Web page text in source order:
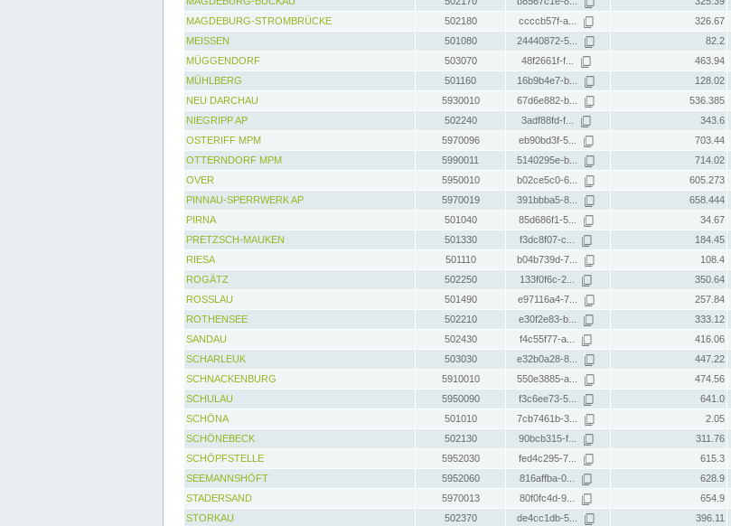
MAGDEBURG-STROMBRÜCKE
502180 ccccb57f-a... 326.67
MEISSEN
501080 24440872-5... 82.2
MÜGGENDORF
503070 48f2661f-f... 463.94
MÜHLBERG
501160 16b9b4e7-b... 128.02
NEU DARCHAU
5930010 67d6e882-b... 536.385
NIEGRIPP AP
502240 3adf88fd-f... 343.6
OSTERIFF MPM
5970096 eb90bd3f-5... 703.44
OTTERNDORF MPM
5990011 5140295e-b... 714.02
OVER
5950010 b02ce5c0-6... 605.273
PINNAU-SPERRWERK AP
5970019 391bbba5-8... 658.444
PIRNA
501040 85d686f1-5... 34.67
PRETZSCH-MAUKEN
501330 f3dc8f07-c... 184.45
RIESA
501110 b04b739d-7... 108.4
ROGÄTZ
502250 133f0f6c-2... 350.64
ROSSLAU
501490 e97116a4-7... 257.84
ROTHENSEE
502210 e30f2e83-b... 333.12
SANDAU
502430 f4c55f77-a... 416.06
SCHARLEUK
503030 e32b0a28-8... 447.22
SCHNACKENBURG
5910010 550e3885-a... 474.56
SCHULAU
5950090 f3c6ee73-5... 641.0
SCHÖNA
501010 7cb7461b-3... 2.05
SCHÖNEBECK
502130 90bcb315-f... 311.76
SCHÖPFSTELLE
5952030 fed4c295-7... 615.3
SEEMANNSHÖFT
5952060 816affba-0... 628.9
STADERSAND
5970013 80f0fc4d-9... 654.9
STORKAU
502370 de4cc1db-5... 396.11